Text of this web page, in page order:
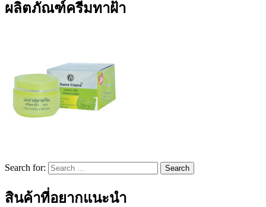
ผลิตภัณฑ์ครีมทาฝ้า
Search for:
สินค้าที่อยากแนะนำ